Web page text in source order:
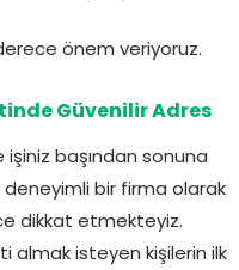
önem veriyoruz.
Güvenilir Adres
başından sonuna
deneyimli bir firma olarak
dikkat etmekteyiz.
almak isteyen kişilerin ilk